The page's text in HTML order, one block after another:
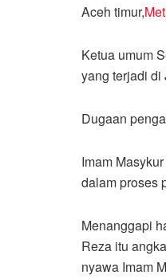
Aceh timur,
Ketua umum
yang terjadi di
Dugaan
Imam
dalam proses
Menanggapi
Reza itu
nyawa Imam